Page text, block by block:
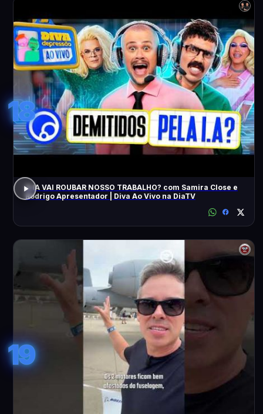
18
A IA VAI ROUBAR NOSSO TRABALHO? com Samira Close e
Rodrigo Apresentador | Diva Ao Vivo na DiaTV
19